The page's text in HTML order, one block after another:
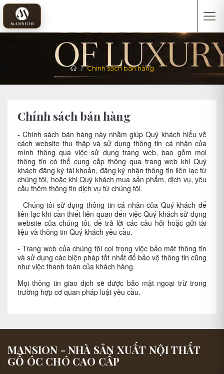
Chính sách bán hàng
Chính sách bán hàng
- Chính sách bán hàng này nhằm giúp Quý khách hiểu về
cách website thu thập và sử dụng thông tin cá nhân của
mình thông qua việc sử dụng trang web, bao gồm mọi
thông tin có thể cung cấp thông qua trang web khi Quý
khách đăng ký tài khoản, đăng ký nhận thông tin liên lạc từ
chúng tôi, hoặc khi Quý khách mua sản phẩm, dịch vụ, yêu
cầu thêm thông tin dịch vụ từ chúng tôi.
- Chúng tôi sử dụng thông tin cá nhân của Quý khách để
liên lạc khi cần thiết liên quan đến việc Quý khách sử dụng
website của chúng tôi, để trả lời các câu hỏi hoặc gửi tài
liệu và thông tin Quý khách yêu cầu.
- Trang web của chúng tôi coi trọng việc bảo mật thông tin
và sử dụng các biện pháp tốt nhất để bảo vệ thông tin cũng
như việc thanh toán của khách hàng.
Mọi thông tin giao dịch sẽ được bảo mật ngoại trừ trong
trường hợp cơ quan pháp luật yêu cầu.
MANSION - NHÀ SẢN XUẤT NỘI THẤT
GỖ ÓC CHÓ CAO CẤP